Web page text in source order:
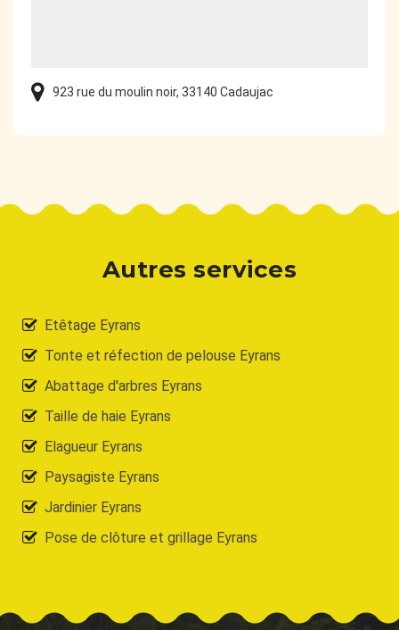
923 rue du moulin noir, 33140 Cadaujac
Autres services
Etêtage Eyrans
Tonte et réfection de pelouse Eyrans
Abattage d'arbres Eyrans
Taille de haie Eyrans
Elagueur Eyrans
Paysagiste Eyrans
Jardinier Eyrans
Pose de clôture et grillage Eyrans